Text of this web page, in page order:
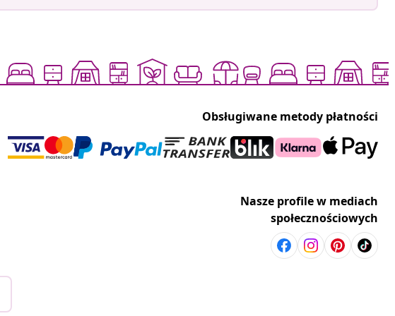
Obsługiwane metody płatności
Nasze profile w mediach
społecznościowych